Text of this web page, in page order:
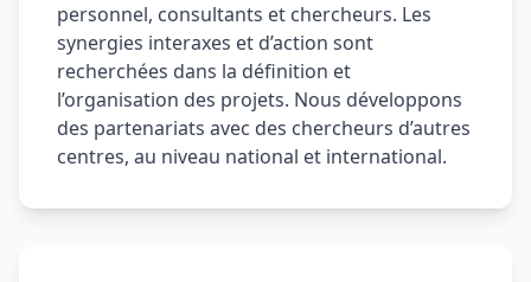
personnel, consultants et chercheurs. Les
synergies interaxes et d’action sont
recherchées dans la définition et
l’organisation des projets. Nous développons
des partenariats avec des chercheurs d’autres
centres, au niveau national et international.